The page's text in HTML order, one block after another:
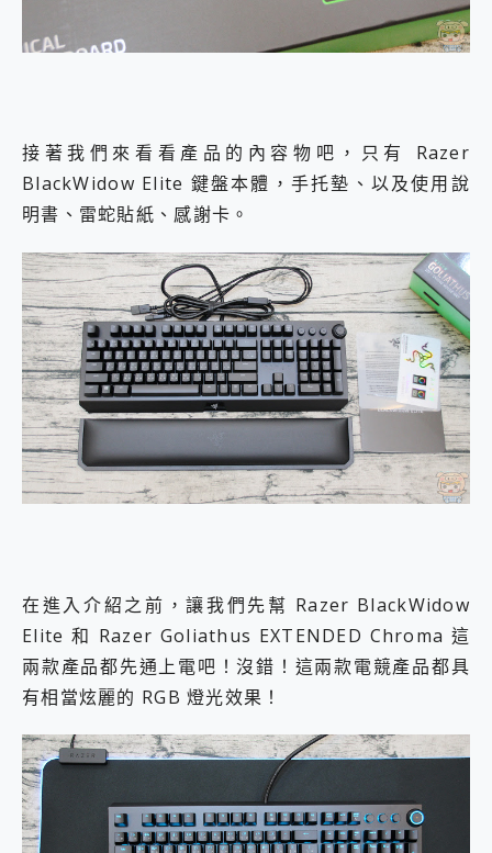
接著我們來看看產品的內容物吧，只有 Razer
BlackWidow Elite 鍵盤本體，手托墊、以及使用說
明書、雷蛇貼紙、感謝卡。
在進入介紹之前，讓我們先幫 Razer BlackWidow
Elite 和 Razer Goliathus EXTENDED Chroma 這
兩款產品都先通上電吧！沒錯！這兩款電競產品都具
有相當炫麗的 RGB 燈光效果！